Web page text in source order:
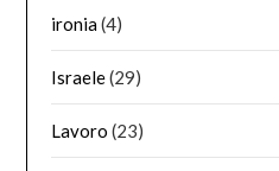
ironia(4)
Israele(29)
Lavoro (23)